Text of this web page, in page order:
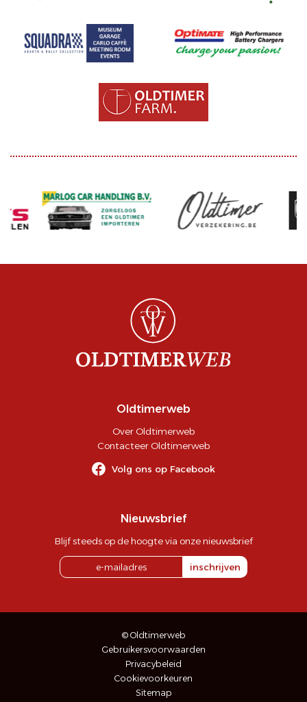
Oldtimerweb
Over Oldtimerweb
Contacteer Oldtimerweb
Volg ons op Facebook
Nieuwsbrief
Blijf steeds op de hoogte via onze nieuwsbrief
inschrijven
© Oldtimerweb
Gebruikersvoorwaarden
Privacybeleid
Cookievoorkeuren
Sitemap